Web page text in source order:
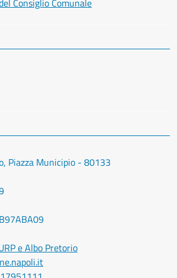
Consiglio Comunale
Piazza Municipio - 80133
e Albo Pretorio